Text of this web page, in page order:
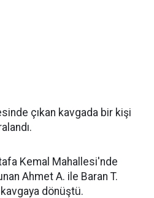
çıkan kavgada bir kişi
Kemal Mahallesi'nde
Ahmet A. ile Baran T.
kavgaya dönüştü.